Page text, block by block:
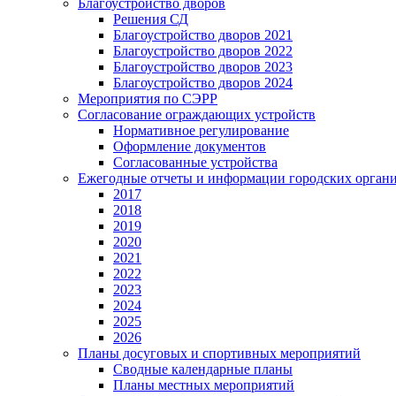
Благоустройство дворов
Решения СД
Благоустройство дворов 2021
Благоустройство дворов 2022
Благоустройство дворов 2023
Благоустройство дворов 2024
Мероприятия по СЭРР
Согласование ограждающих устройств
Нормативное регулирование
Оформление документов
Согласованные устройства
Ежегодные отчеты и информации городских
2017
2018
2019
2020
2021
2022
2023
2024
2025
2026
Планы досуговых и спортивных мероприятий
Сводные календарные планы
Планы местных мероприятий